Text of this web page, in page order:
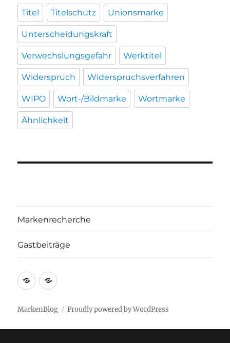
Titel Titelschutz Unionsmarke
Unterscheidungskraft
Verwechslungsgefahr Werktitel
Widerspruch Widerspruchsverfahren
WIPO Wort-/Bildmarke Wortmarke
Ähnlichkeit
Markenrecherche
Gastbeiträge
Markenrecherche
Gastbeiträge
MarkenBlog Proudly powered by WordPress